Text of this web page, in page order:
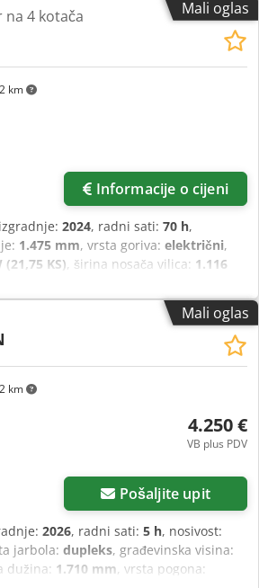
Mali oglas
km
na 4 kotača
Informacije o cijeni
2024, radni sati: 70 h,
1.475 mm, vrsta goriva: električni,
(21,75 KS), širina nosača vilica: 1.116
Mali oglas
km
4.250 €
VB plus PDV
Pošaljite upit
2026, radni sati: 5 h, nosivost:
jarbola: dupleks, građevinska visina:
dužina: 1.710 mm, vrsta pogona: